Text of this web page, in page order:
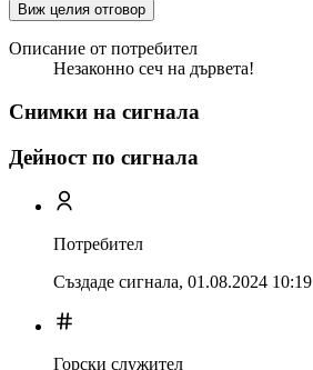
Виж целия отговор
Описание от потребител
Незаконно сеч на дървета!
Снимки на сигнала
Дейност по сигнала
Потребител
Създаде сигнала, 01.08.2024 10:19
Горски служител